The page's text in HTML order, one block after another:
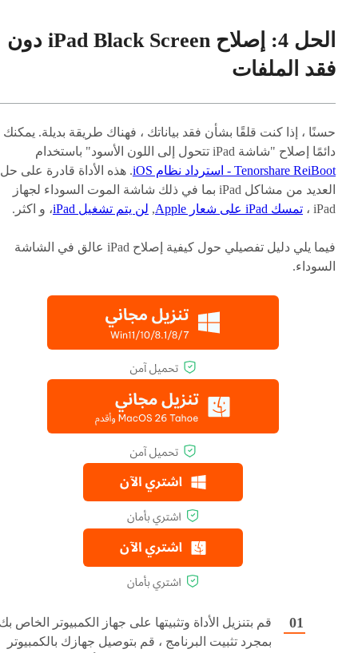
الحل 4: إصلاح iPad Black Screen دون
فقد الملفات
حسنًا ، إذا كنت قلقًا بشأن فقد بياناتك ، فهناك طريقة بديلة. يمكنك
دائمًا إصلاح "شاشة iPad تتحول إلى اللون الأسود" باستخدام
Tenorshare ReiBoot - استرداد نظام iOS
. هذه الأداة قادرة على حل
العديد من مشاكل iPad بما في ذلك شاشة الموت السوداء لجهاز
iPad ،
تمسك iPad على شعار Apple , لن يتم تشغيل iPad ، و اكثر.
فيما يلي دليل تفصيلي حول كيفية إصلاح iPad عالق في الشاشة
السوداء.
قم بتنزيل الأداة وتثبيتها على جهاز الكمبيوتر الخاص
بمجرد تثبيت البرنامج ، قم بتوصيل جهازك بالكمبيوتر